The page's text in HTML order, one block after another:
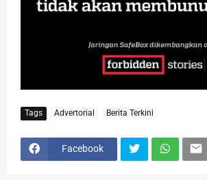
Tags Advertorial Berita Terkini
Facebook